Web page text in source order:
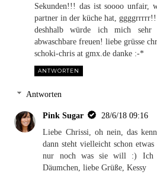
Sekunden!!! das ist soooo unfair,
partner in der küche hat, ggggrrrrr!!
deshhalb würde ich mich
abwaschbare freuen! liebe grüsse
schoki-chris at gmx.de danke :-*
ANTWORTEN
Antworten
Pink Sugar
28/6/18 09:16
Liebe Chrissi, oh nein, das
dann steht vielleicht schon
nur noch was sie will :) Ich
Däumchen, liebe Grüße, Kessy